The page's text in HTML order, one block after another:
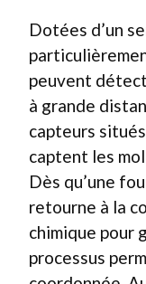
Dotées d’un
peuvent
à grande
capteurs
captent les
Dès qu’une
retourne à la
chimique pour
processus